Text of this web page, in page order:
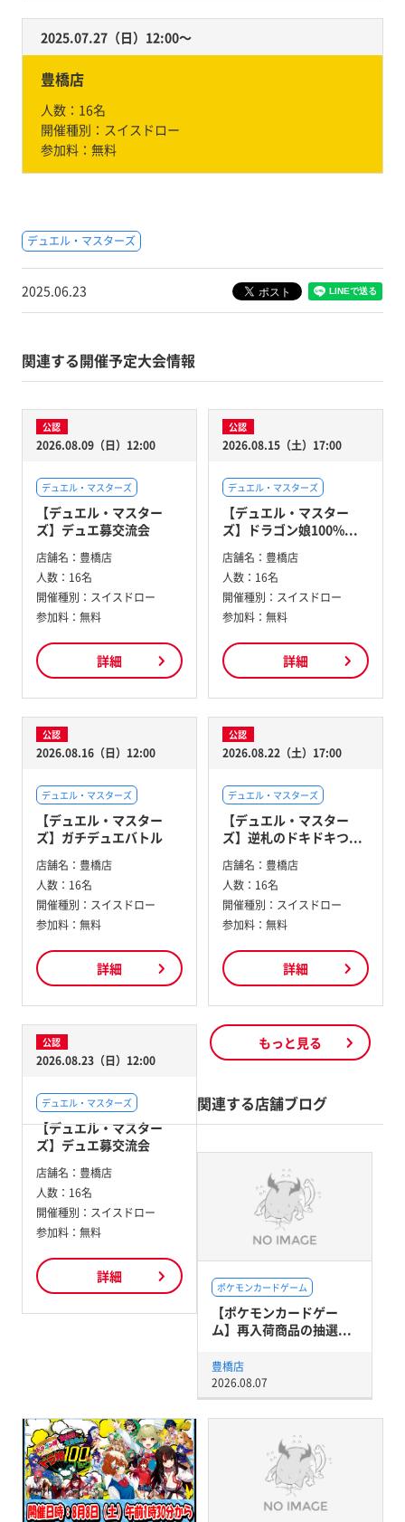
2025.07.27（日）12:00〜
豊橋店
人数： 16名
開催種別： スイスドロー
参加料： 無料
デュエル・マスターズ
2025.06.23
関連する開催予定大会情報
公認
2026.08.09（日）12:00
デュエル・マスターズ
【デュエル・マスター
ズ】デュエ募交流会
店舗名： 豊橋店
人数： 16名
開催種別： スイスドロー
参加料： 無料
詳細
公認
2026.08.15（土）17:00
デュエル・マスターズ
【デュエル・マスター
ズ】ドラゴン娘100%...
店舗名： 豊橋店
人数： 16名
開催種別： スイスドロー
参加料： 無料
詳細
公認
2026.08.16（日）12:00
デュエル・マスターズ
【デュエル・マスター
ズ】ガチデュエバトル
店舗名： 豊橋店
人数： 16名
開催種別： スイスドロー
参加料： 無料
詳細
公認
2026.08.22（土）17:00
デュエル・マスターズ
【デュエル・マスター
ズ】逆札のドキドキつ...
店舗名： 豊橋店
人数： 16名
開催種別： スイスドロー
参加料： 無料
詳細
公認
2026.08.23（日）12:00
デュエル・マスターズ
【デュエル・マスター
ズ】デュエ募交流会
店舗名： 豊橋店
人数： 16名
開催種別： スイスドロー
参加料： 無料
詳細
もっと見る
関連する店舗ブログ
ポケモンカードゲーム
【ポケモンカードゲー
ム】再入荷商品の抽選...
豊橋店
2026.08.07